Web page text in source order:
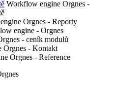
Workflow engine Orgnes -
Orgnes - Reporty
engine - Orgnes
- ceník modulů
Orgnes - Kontakt
Orgnes - Reference